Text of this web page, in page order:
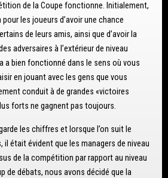
de la Coupe fonctionne. Initialement,
les joueurs d’avoir une chance
de leurs amis, ainsi que d’avoir la
adversaires à l’extérieur de niveau
a bien fonctionné dans le sens où vous
en jouant avec les gens que vous
conduit à de grandes «victoires
forts ne gagnent pas toujours.
les chiffres et lorsque l’on suit le
il était évident que les managers de niveau
de la compétition par rapport au niveau
de débats, nous avons décidé que la